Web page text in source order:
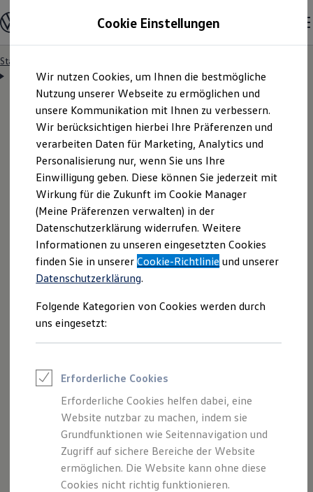
Hauptinhalt
springen
Footer
springen
Modelle & Konfigurator
Nutzfahrzeugkategorien entdecken
Modelle konfigurieren
Vorgängermodelle und Oldtimer
Vorgängermodelle
Oldtimer
Bulli Historie
Branchenlösungen & Gewerbekunden
Umbaulösungen und Hersteller finden
Auf- und Umbauten entdecken & konfigurieren
Groß- und Sonderkunden
Großkunden
Kommunen & Behörden
Journalisten
Sportvereine
Branchenlösungen
Bau & Handwerk
Gewerbliche Personenbeförderung
Service & mobile Werkstätten
Kurier, Logistik & Handel
Feuerwehr
Rettungsdienste
ONE Business ID Vorteile
Fahrzeugsuche & Marktplatz
Digitaler Marktplatz
Kauf & Finanzierung
Online-Fahrzeugbewertung
Aktionen & Angebote
E-Auto-Förderung
Für Privatkunden
Für Gewerbekunden
Profi Paket
TopDeal
Startseite
Servicetermin anfragen
Servicetermin bequem
online anfragen
Nutzen Sie unser Onlineformular, um schnell und
unkompliziert einen Servicetermin bei Ihrem
Volkswagen NutzfahrzeugePartner anzufragen.
Cookie Einstellungen
Wir nutzen Cookies, um Ihnen die bestmögliche
Nutzung unserer Webseite zu ermöglichen und
unsere Kommunikation mit Ihnen zu verbessern.
Wir berücksichtigen hierbei Ihre Präferenzen und
verarbeiten Daten für Marketing, Analytics und
Personalisierung nur, wenn Sie uns Ihre
Einwilligung geben. Diese können Sie jederzeit mit
Wirkung für die Zukunft im Cookie Manager
(Meine Präferenzen verwalten) in der
Datenschutzerklärung widerrufen. Weitere
Informationen zu unseren eingesetzten Cookies
finden Sie in unsererCookie-Richtlinie und unserer
Datenschutzerklärung.
Folgende Kategorien von Cookies werden durch
uns eingesetzt:
Erforderliche Cookies
Erforderliche Cookies helfen dabei, eine
Website nutzbar zu machen, indem sie
Grundfunktionen wie Seitennavigation und
Zugriff auf sichere Bereiche der Website
ermöglichen. Die Website kann ohne diese
Cookies nicht richtig funktionieren.